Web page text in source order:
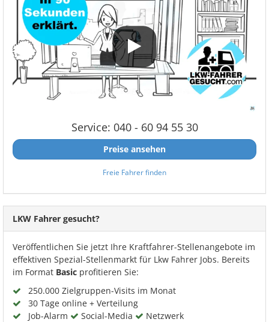
Service: 040 - 60 94 55 30
Preise ansehen
Freie Fahrer finden
LKW Fahrer gesucht?
Veröffentlichen Sie jetzt Ihre Kraftfahrer-Stellenangebote im
effektiven Spezial-Stellenmarkt für Lkw Fahrer Jobs. Bereits
im Format Basic profitieren Sie:
250.000 Zielgruppen-Visits im Monat
30 Tage online + Verteilung
Job-Alarm
Social-Media
Netzwerk